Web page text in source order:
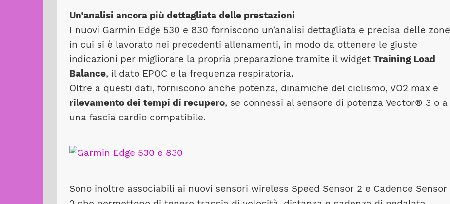
Un’analisi ancora più dettagliata delle prestazioni
I nuovi Garmin Edge 530 e 830 forniscono un’analisi dettagliata e precisa delle zone
in cui si è lavorato nei precedenti allenamenti, in modo da ottenere le giuste
indicazioni per migliorare la propria preparazione tramite il widget Training Load
Balance, il dato EPOC e la frequenza respiratoria.
Oltre a questi dati, forniscono anche potenza, dinamiche del ciclismo, VO2 max e
rilevamento dei tempi di recupero, se connessi al sensore di potenza Vector® 3 o a
una fascia cardio compatibile.
Sono inoltre associabili ai nuovi sensori wireless Speed Sensor 2 e Cadence Sensor